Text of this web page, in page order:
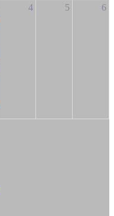
4 5 6